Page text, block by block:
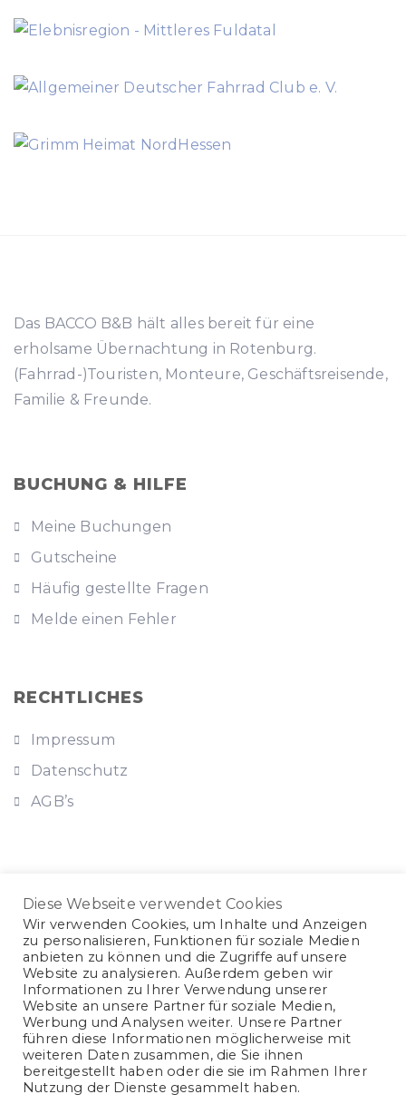
Das BACCO B&B hält alles bereit für eine
erholsame Übernachtung in Rotenburg.
(Fahrrad-)Touristen, Monteure, Geschäftsreisende,
Familie & Freunde.
BUCHUNG & HILFE
Meine Buchungen
Gutscheine
Häufig gestellte Fragen
Melde einen Fehler
RECHTLICHES
Impressum
Datenschutz
AGB’s
Brauhausstr. 10, Rotenburg a. d. Fulda
0151 5400 7431
hallo@bacco-bb.de
Diese Webseite verwendet Cookies
Wir verwenden Cookies, um Inhalte und Anzeigen
zu personalisieren, Funktionen für soziale Medien
anbieten zu können und die Zugriffe auf unsere
Website zu analysieren. Außerdem geben wir
Informationen zu Ihrer Verwendung unserer
Website an unsere Partner für soziale Medien,
Werbung und Analysen weiter. Unsere Partner
führen diese Informationen möglicherweise mit
weiteren Daten zusammen, die Sie ihnen
bereitgestellt haben oder die sie im Rahmen Ihrer
Nutzung der Dienste gesammelt haben.